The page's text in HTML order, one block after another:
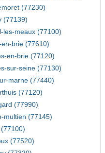
(77230)
(77139)
les-meaux (77100)
brie (77610)
en-brie (77120)
sur-seine (77130)
marne (77440)
(77120)
(77990)
multien (77145)
(77520)